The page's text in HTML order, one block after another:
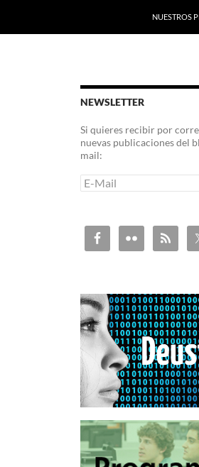
NUESTROS
NEWSLETTER
Si quieres recibir por
nuevas publicaciones del
mail: